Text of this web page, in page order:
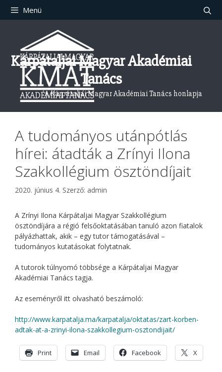
Menü
Kárpátaljai Magyar Akadémiai
Tanács
A Kárpátaljai Magyar Akadémiai Tanács honlapja
A tudományos utánpótlás
hírei: átadták a Zrínyi Ilona
Szakkollégium ösztöndíjait
2020. június 4. Szerző: admin
A Zrínyi Ilona Kárpátaljai Magyar Szakkollégium
ösztöndíjára a régió felsőoktatásában tanuló azon fiatalok
pályázhattak, akik – egy tutor támogatásával –
tudományos kutatásokat folytatnak.
A tutorok túlnyomó többsége a Kárpátaljai Magyar
Akadémiai Tanács tagja.
Az eseményről itt olvasható beszámoló:
http://www.karpatalja.ma/karpatalja/oktatas/zart-korben-
adtak-at-a-zrinyi-ilona-szakkollegium-osztondijait/
Print Email Facebook X